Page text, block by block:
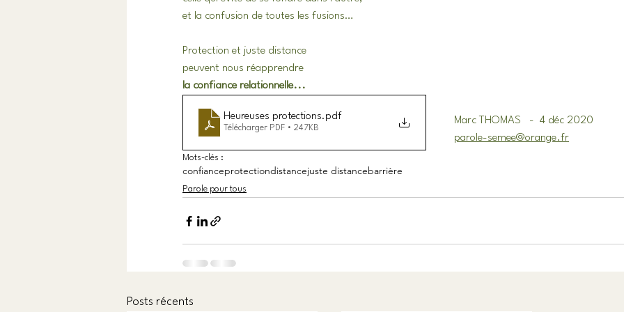
et la confusion de toutes les fusions…
Protection et juste distance
peuvent nous réapprendre
la confiance relationnelle...
Heureuses protections.pdf
Télécharger PDF • 247KB
Marc THOMAS - 4 déc 2020
parole-semee@orange.fr
Mots-clés :
confianceprotectiondistancejuste distancebarrière
Parole pour tous
Posts récents